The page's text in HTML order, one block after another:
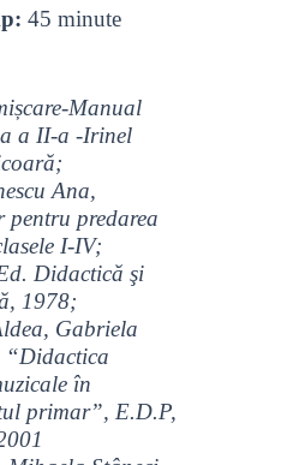
45 minute
Manual
a II-a -Irinel
Ana,
pentru predarea
I-IV;
Didactică şi
1978;
Gabriela
“Didactica
în
primar”, E.D.P,